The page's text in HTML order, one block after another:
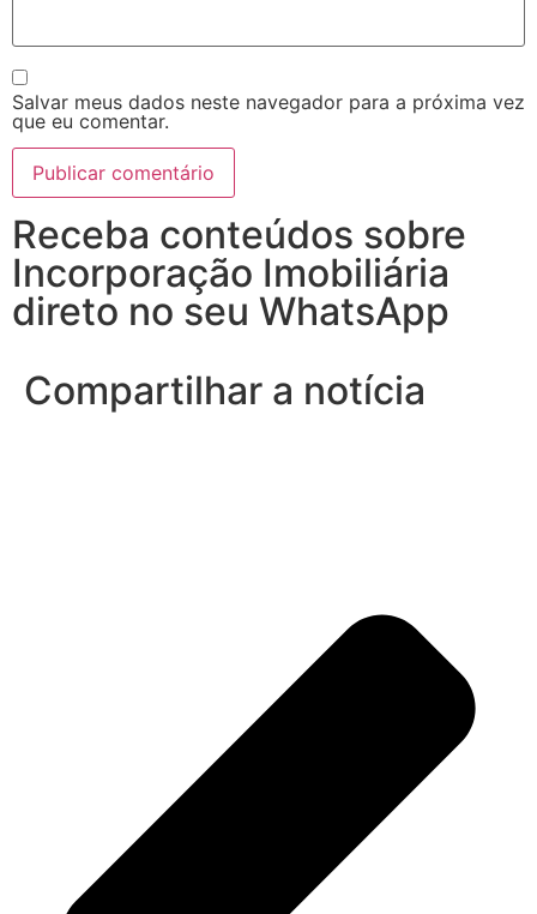
Salvar meus dados neste navegador para a próxima vez
que eu comentar.
Receba conteúdos sobre
Incorporação Imobiliária
direto no seu WhatsApp
Compartilhar a notícia